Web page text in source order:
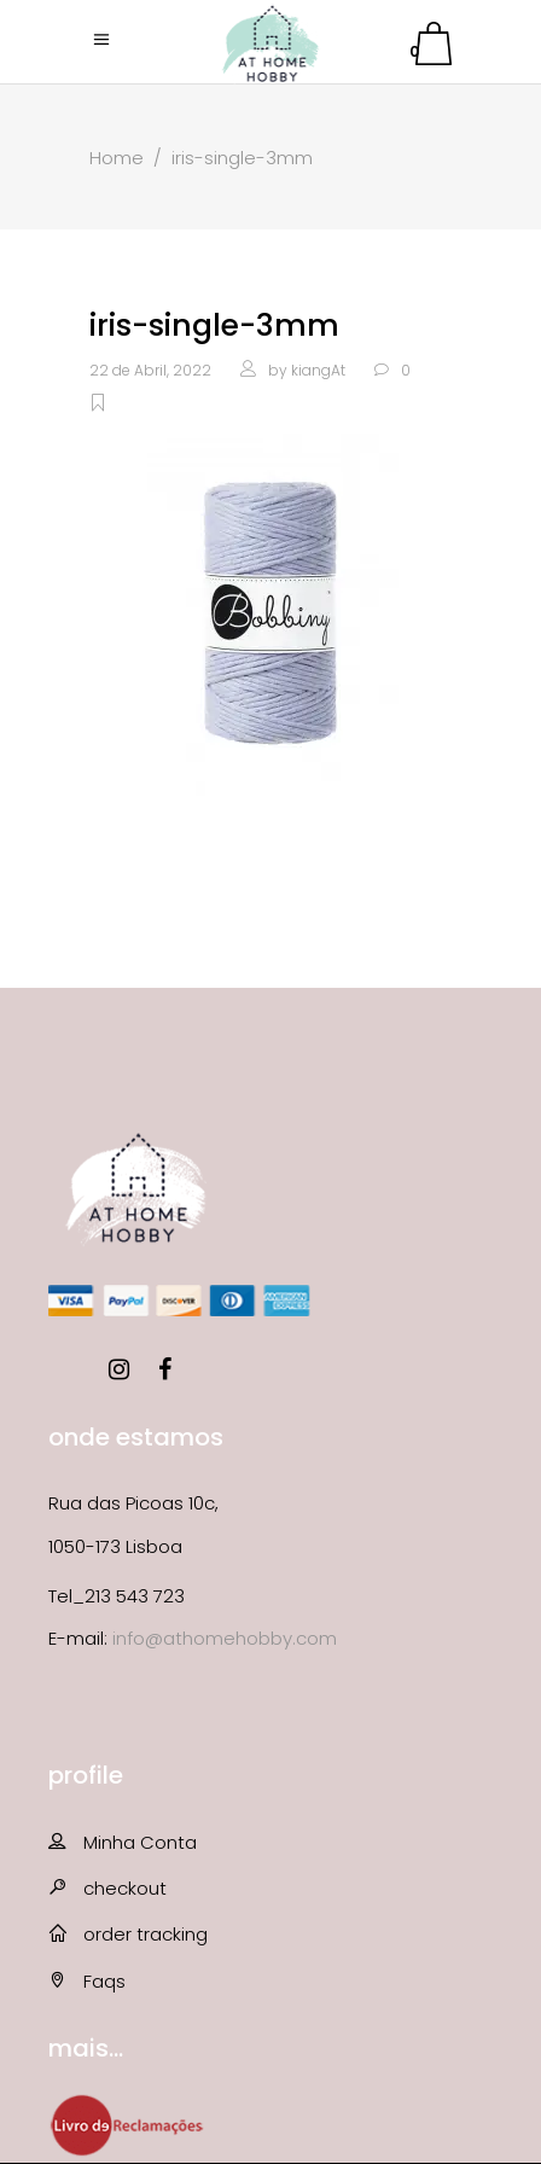
0
Home / iris-single-3mm
iris-single-3mm
22 de Abril, 2022 by kiangAt 0
onde estamos
Rua das Picoas 10c,
1050-173 Lisboa
Tel_213 543 723
E-mail: info@athomehobby.com
profile
Minha Conta
checkout
order tracking
Faqs
mais...